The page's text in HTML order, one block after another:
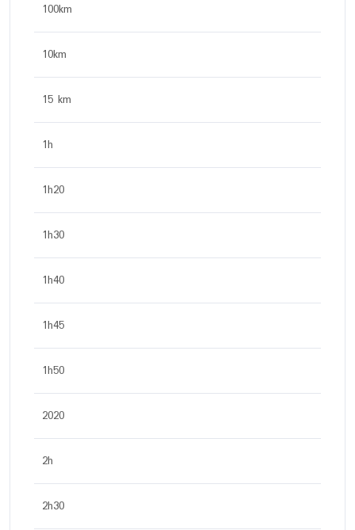
100km
10km
15 km
1h
1h20
1h30
1h40
1h45
1h50
2020
2h
2h30